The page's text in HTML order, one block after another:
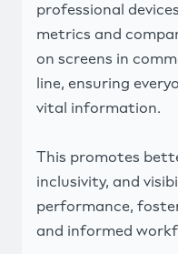
professional
metrics and
on screens in
line, ensuring
vital information.
This promotes
inclusivity, and
performance,
and informed